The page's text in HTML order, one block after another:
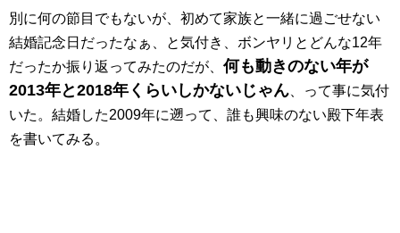
別に何の節目でもないが、初めて家族と一緒に過ごせない
結婚記念日だったなぁ、と気付き、ボンヤリとどんな12年
だったか振り返ってみたのだが、 何も動きのない年が
2013年と2018年くらいしかないじゃん 、って事に気付
いた。結婚した2009年に遡って、誰も興味のない殿下年表
を書いてみる。